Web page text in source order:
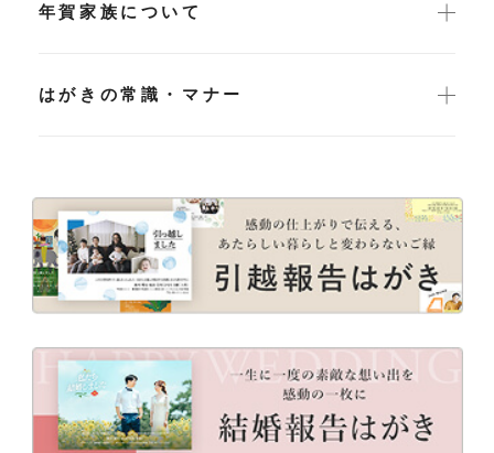
年賀家族について
はがきの常識・マナー